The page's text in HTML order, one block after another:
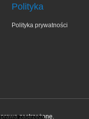
Polityka
Polityka prywatności
zastrzeżone.